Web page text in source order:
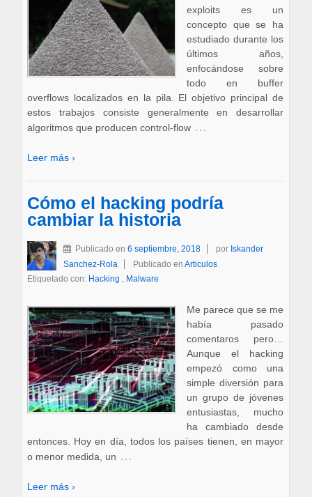
exploits es un
concepto que se ha
estudiado durante los
últimos años,
enfocándose sobre
todo en buffer
overflows localizados en la pila. El objetivo principal de
estos trabajos consiste generalmente en desarrollar
algoritmos que producen control-flow …
Leer más ›
Cómo el hacking podría
cambiar la historia
Publicado en 6 septiembre, 2018 por Iskander
Sanchez-Rola
Publicado en Articulos
Etiquetado con: Hacking , Malware
Me parece que se me
había pasado
comentaros pero…
Aunque el hacking
empezó como una
simple diversión para
un grupo de jóvenes
entusiastas, mucho
ha cambiado desde
entonces. Hoy en día, todos los países tienen, en mayor
o menor medida, un …
Leer más ›